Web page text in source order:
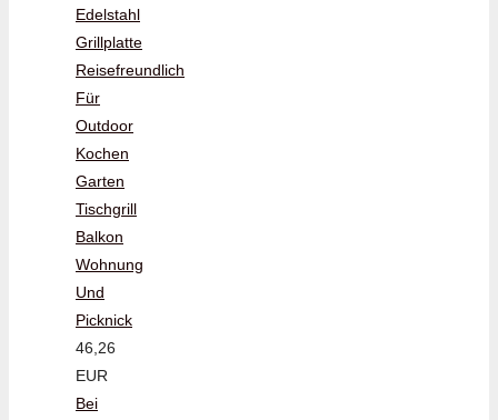
Edelstahl
Grillplatte
Reisefreundlich
Für
Outdoor
Kochen
Garten
Tischgrill
Balkon
Wohnung
Und
Picknick
46,26
EUR
Bei